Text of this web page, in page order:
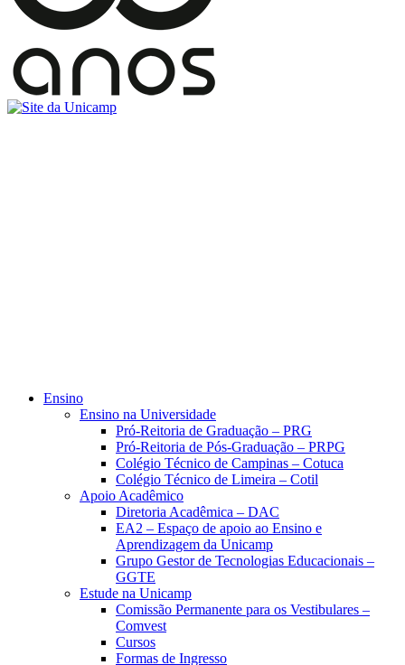
Ensino
Ensino na Universidade
Pró-Reitoria de Graduação – PRG
Pró-Reitoria de Pós-Graduação – PRPG
Colégio Técnico de Campinas – Cotuca
Colégio Técnico de Limeira – Cotil
Apoio Acadêmico
Diretoria Acadêmica – DAC
EA2 – Espaço de apoio ao Ensino e
Aprendizagem da Unicamp
Grupo Gestor de Tecnologias Educacionais –
GGTE
Estude na Unicamp
Comissão Permanente para os Vestibulares –
Comvest
Cursos
Formas de Ingresso